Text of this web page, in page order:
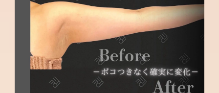
肩：¥148,000～
リスク/副作用：だるさ・熱感・頭痛・蕁麻
疹・痒み・むくみ・発熱・咳・冷や汗・胸痛・
吸引部の皮膚が硬くなる、凹凸になる・効果に
満足できない・施術箇所の知覚の麻痺・鈍さ、
しびれ・皮膚の色素沈着などを生じることがあ
ります。